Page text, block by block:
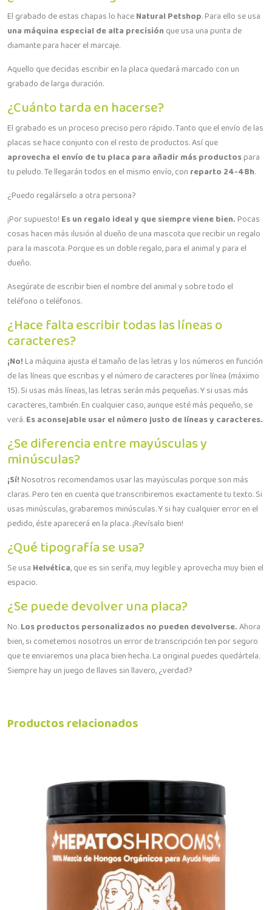
El grabado de estas chapas lo haceNatural Petshop. Para ello se usa
una máquina especial de alta precisiónque usa una punta de
diamante para hacer el marcaje.
Aquello que decidas escribir en la placa quedará marcado con un
grabado de larga duración.
¿Cuánto tarda en hacerse?
El grabado es un proceso preciso pero rápido. Tanto que el envío de las
placas se hace conjunto con el resto de productos. Así que
aprovecha el envío de tu placa para añadir más productospara
tu peludo. Te llegarán todos en el mismo envío, con reparto 24-48h.
¿Puedo regalárselo a otra persona?
¡Por supuesto! Es un regalo ideal y que siempre viene bien.Pocas
cosas hacen más ilusión al dueño de una mascota que recibir un regalo
para la mascota. Porque es un doble regalo, para el animal y para el
dueño.
Asegúrate de escribir bien el nombre del animal y sobre todo el
teléfono o teléfonos.
¿Hace falta escribir todas las líneas o
caracteres?
¡No!La máquina ajusta el tamaño de las letras y los números en función
de las líneas que escribas y el número de caracteres por línea (máximo
15). Si usas más líneas, las letras serán más pequeñas. Y si usas más
caracteres, también. En cualquier caso, aunque esté más pequeño, se
verá.Es aconsejable usar el número justo de líneas y caracteres.
¿Se diferencia entre mayúsculas y
minúsculas?
¡Sí!Nosotros recomendamos usar las mayúsculas porque son más
claras. Pero ten en cuenta que transcribiremos exactamente tu texto. Si
usas minúsculas, grabaremos minúsculas. Y si hay cualquier error en el
pedido, éste aparecerá en la placa. ¡Revísalo bien!
¿Qué tipografía se usa?
Se usa Helvética, que es sin serifa, muy legible y aprovecha muy bien el
espacio.
¿Se puede devolver una placa?
No.Los productos personalizados no pueden devolverse.Ahora
bien, si cometemos nosotros un error de transcripción ten por seguro
que te enviaremos una placa bien hecha. La original puedes quedártela.
Siempre hay un juego de llaves sin llavero, ¿verdad?
Productos relacionados